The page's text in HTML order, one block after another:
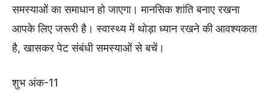
समस्याओं का समाधान हो जाएगा। मानसिक शांति बनाए रखना
आपके लिए जरूरी है। स्वास्थ्य में थोड़ा ध्यान रखने की आवश्यकता
है, खासकर पेट संबंधी समस्याओं से बचें।
शुभ अंक-11